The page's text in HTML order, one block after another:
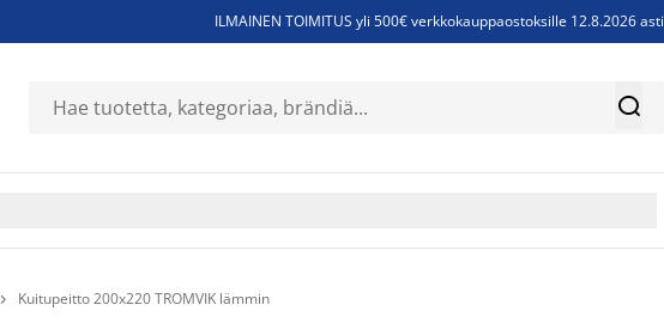
ILMAINEN TOIMITUS yli 500€ verkkokauppaostoksille 12.8.2026 asti
Sijauspatjoja - Säästä jopa 60% 
 Kuitupeitto 200x220 TROMVIK lämmin